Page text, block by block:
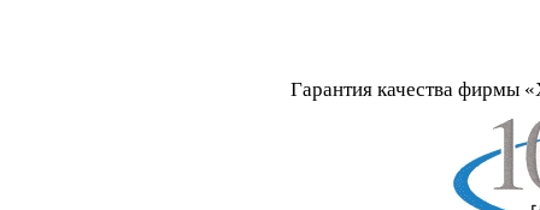
Гарантия качества фирмы